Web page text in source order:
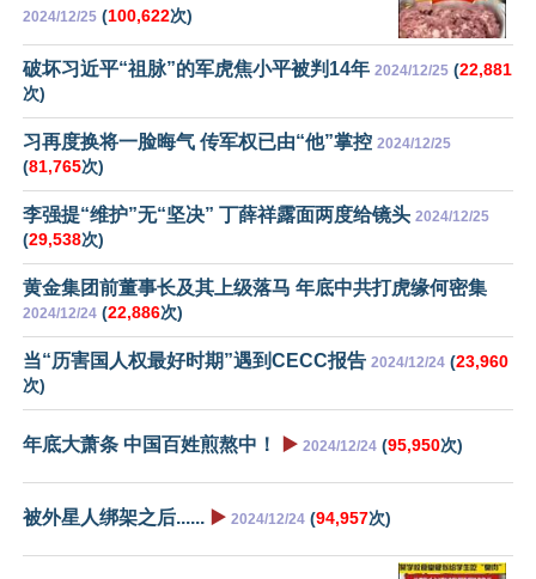
2024/12/25 (100,622次)
破坏习近平“祖脉”的军虎焦小平被判14年 2024/12/25 (22,881
次)
习再度换将一脸晦气 传军权已由“他”掌控 2024/12/25
(81,765次)
李强提“维护”无“坚决” 丁薛祥露面两度给镜头 2024/12/25
(29,538次)
黄金集团前董事长及其上级落马 年底中共打虎缘何密集
2024/12/24 (22,886次)
当“历害国人权最好时期”遇到CECC报告 2024/12/24 (23,960
次)
年底大萧条 中国百姓煎熬中！ ▶️ 2024/12/24 (95,950次)
被外星人绑架之后...... ▶️ 2024/12/24 (94,957次)